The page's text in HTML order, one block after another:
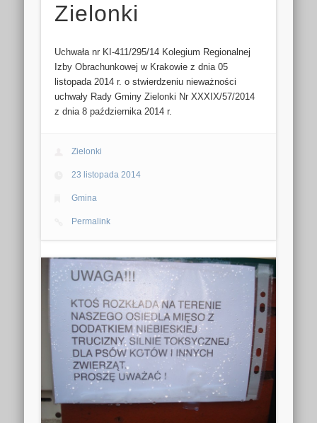
Zielonki
Uchwała nr KI-411/295/14 Kolegium Regionalnej
Izby Obrachunkowej w Krakowie z dnia 05
listopada 2014 r. o stwierdzeniu nieważności
uchwały Rady Gminy Zielonki Nr XXXIX/57/2014
z dnia 8 października 2014 r.
Zielonki
23 listopada 2014
Gmina
Permalink